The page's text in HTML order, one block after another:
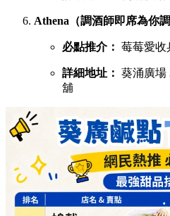
煎餅
詳細地址： 葵涌廣場
1/2 Sweet（酥皮鯛魚燒，
詳細地址：葵涌廣場
舖
呦呦鹿鳴布丁燒（自家製3
必點推介：招牌椰子